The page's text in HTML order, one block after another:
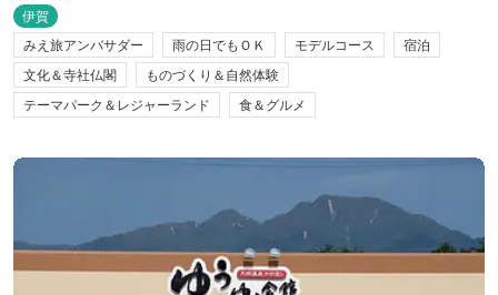
伊賀
みえ旅アンバサダー
雨の日でもＯＫ モデルコース
宿泊
文化＆寺社仏閣
ものづくり＆自然体験
テーマパーク＆レジャーランド
食＆グルメ